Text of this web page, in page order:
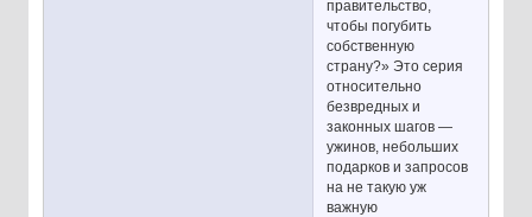
правительство,
чтобы погубить
собственную
страну?» Это серия
относительно
безвредных и
законных шагов —
ужинов, небольших
подарков и запросов
на не такую уж
важную